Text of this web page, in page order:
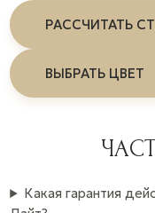
РАССЧИТАТЬ
ВЫБРАТЬ ЦВЕТ
Какая гарантия